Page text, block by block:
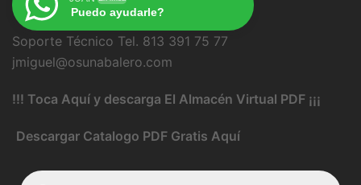
Puedo ayudarle?
Soporte Técnico Tel. 813 391 75 77
jmiguel@osunabalero.com
!!! Toca Aquí y descarga El Almacén Virtual PDF ¡¡¡
Descargar Catalogo PDF Gratis Aquí
Búsqueda